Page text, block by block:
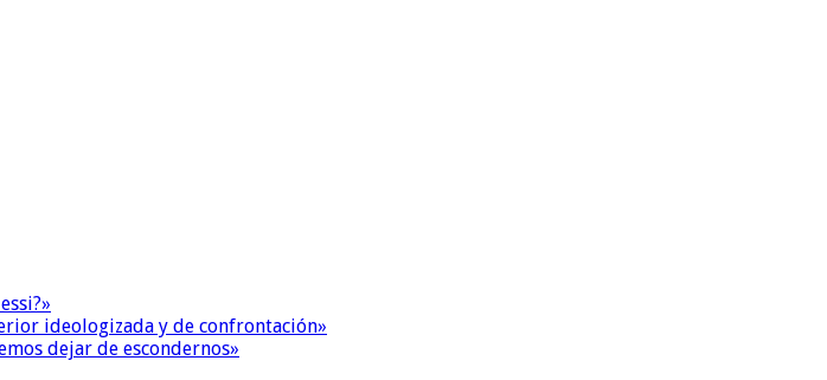
ideologizada y de confrontación»
dejar de escondernos»